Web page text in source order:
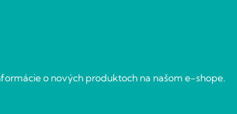
o nových produktoch na našom e-shope.